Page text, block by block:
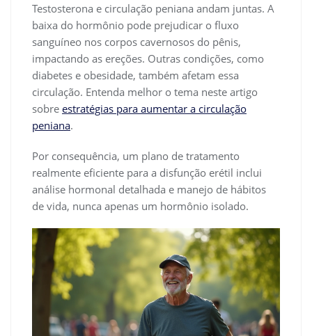
Testosterona e circulação peniana andam juntas. A
baixa do hormônio pode prejudicar o fluxo
sanguíneo nos corpos cavernosos do pênis,
impactando as ereções. Outras condições, como
diabetes e obesidade, também afetam essa
circulação. Entenda melhor o tema neste artigo
sobre estratégias para aumentar a circulação
peniana.
Por consequência, um plano de tratamento
realmente eficiente para a disfunção erétil inclui
análise hormonal detalhada e manejo de hábitos
de vida, nunca apenas um hormônio isolado.